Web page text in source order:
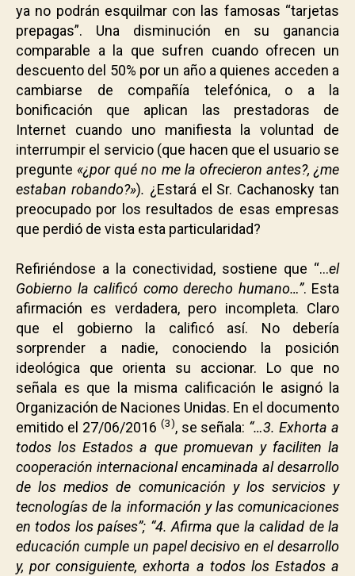
ya no podrán esquilmar con las famosas “tarjetas
prepagas”. Una disminución en su ganancia
comparable a la que sufren cuando ofrecen un
descuento del 50% por un año a quienes acceden a
cambiarse de compañía telefónica, o a la
bonificación que aplican las prestadoras de
Internet cuando uno manifiesta la voluntad de
interrumpir el servicio (que hacen que el usuario se
pregunte «¿por qué no me la ofrecieron antes?, ¿me
estaban robando?»). ¿Estará el Sr. Cachanosky tan
preocupado por los resultados de esas empresas
que perdió de vista esta particularidad?
Refiriéndose a la conectividad, sostiene que “…el
Gobierno la calificó como derecho humano…”. Esta
afirmación es verdadera, pero incompleta. Claro
que el gobierno la calificó así. No debería
sorprender a nadie, conociendo la posición
ideológica que orienta su accionar. Lo que no
señala es que la misma calificación le asignó la
Organización de Naciones Unidas. En el documento
emitido el 27/06/2016 (3), se señala: “…3. Exhorta a
todos los Estados a que promuevan y faciliten la
cooperación internacional encaminada al desarrollo
de los medios de comunicación y los servicios y
tecnologías de la información y las comunicaciones
en todos los países”; “4. Afirma que la calidad de la
educación cumple un papel decisivo en el desarrollo
y, por consiguiente, exhorta a todos los Estados a